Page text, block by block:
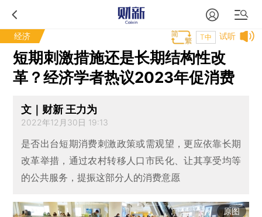
经济 试听
T中
短期刺激措施还是长期结构性改
革？经济学者热议2023年促消费
文｜财新 王力为
2022年12月30日 19:13
是否出台短期消费刺激政策或需观望，更应依靠长期
改革举措，通过农村转移人口市民化、让其享受均等
的公共服务，提振这部分人的消费意愿
原图